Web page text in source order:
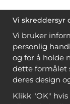
Vi skreddersyr
Vi bruker
personlig
og for å holde
dette formålet
deres design
Klikk "OK"